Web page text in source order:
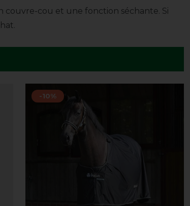
couvre-cou et une fonction séchante. Si
-10%